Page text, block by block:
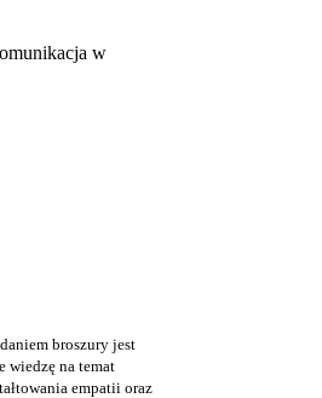
w
broszury jest
wiedzę na temat
empatii oraz